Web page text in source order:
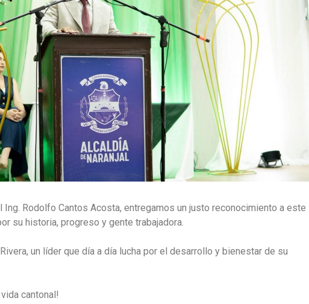
Ing. Rodolfo Cantos Acosta, entregamos un justo reconocimiento a este
su historia, progreso y gente trabajadora.
un líder que día a día lucha por el desarrollo y bienestar de su
cantonal!